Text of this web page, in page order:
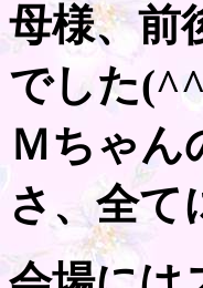
母様、前
でした
Ｍちゃん
さ、全て